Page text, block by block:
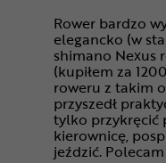
Rower bardzo
elegancko (w
shimano Nexus
(kupiłem za
roweru z takim
przyszedł
tylko przykręcić
kierownicę,
jeździć. Polecam